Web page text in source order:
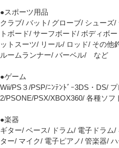
●スポーツ用品
クラブ/ バット/ グローブ/ シューズ
トボード/ サーフボード/ ボディボ
ットスーツ/ リール/ ロッド/ その他
ルームランナー/ バーベル/ など
●ゲーム
Wii/PS３/PSP/ﾆﾝﾃﾝﾄﾞｰ3DS・DS/
2/PSONE/PSX/XBOX360/ 各種ソ
●楽器
ギター/ ベース/ ドラム/ 電子ドラム
ター/ マイク/ 電子ピアノ/ 管楽器/